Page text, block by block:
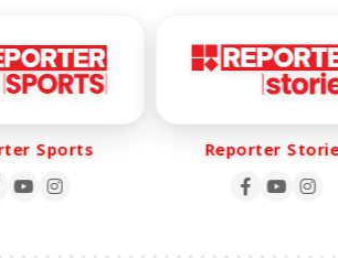
Sports Reporter Stories